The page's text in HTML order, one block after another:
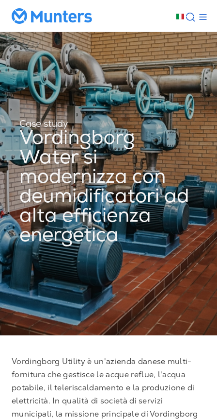
Case study
Vordingborg
Water si
modernizza con
deumidificatori ad
alta efficienza
energetica
Vordingborg Utility è un'azienda danese multi-
fornitura che gestisce le acque reflue, l'acqua
potabile, il teleriscaldamento e la produzione di
elettricità. In qualità di società di servizi
municipali, la missione principale di Vordingborg